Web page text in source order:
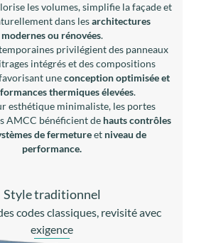
les volumes, simplifie la façade et
dans lesarchitectures
modernes ou rénovées.
privilégient des panneaux
intégrés et des compositions
uneconception optimisée et
thermiques élevées.
esthétique minimaliste, les portes
AMCC bénéficient de hauts contrôles
de fermetureet niveau de
performance.
Style traditionnel
codes classiques, revisité avec
exigence